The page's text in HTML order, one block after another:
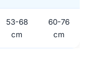
53-68
cm
60-76
cm